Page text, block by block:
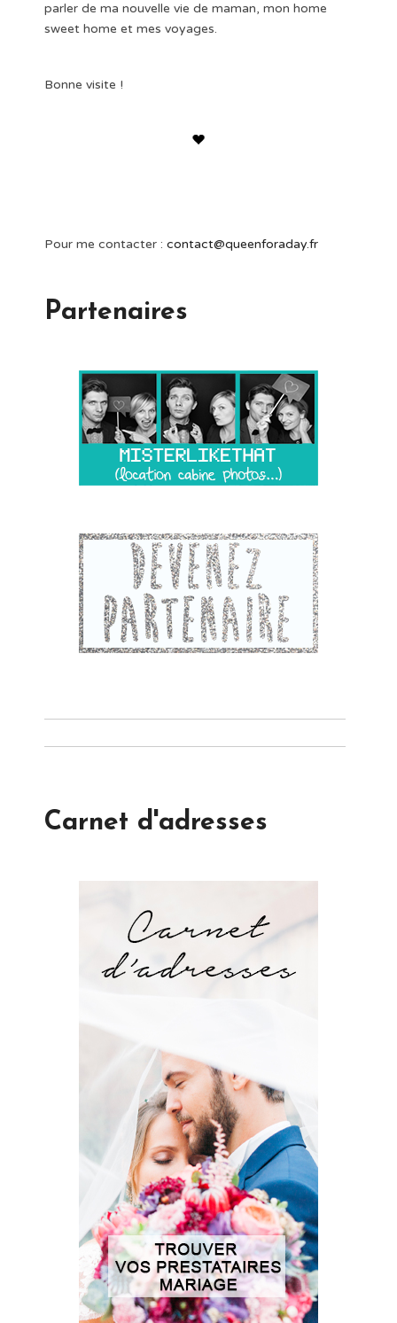
parler de ma nouvelle vie de maman, mon home
sweet home et mes voyages.
Bonne visite !
Pour me contacter : contact@queenforaday.fr
Partenaires
Carnet d'adresses